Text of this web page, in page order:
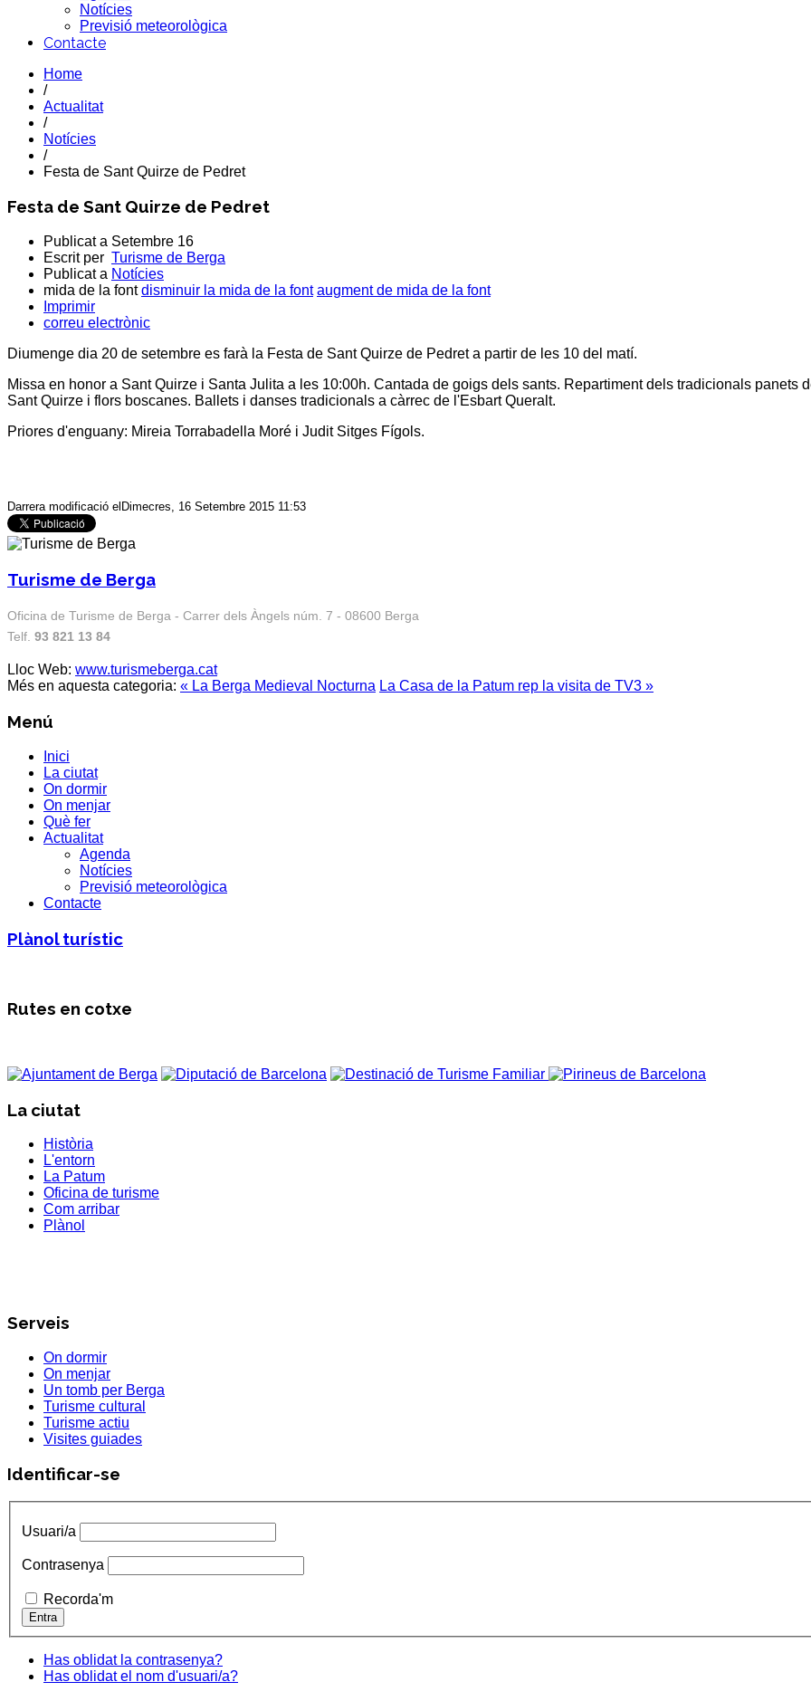
Notícies
Previsió meteorològica
Contacte
Home
/
Actualitat
/
Notícies
/
Festa de Sant Quirze de Pedret
Festa de Sant Quirze de Pedret
Publicat a Setembre 16
Escrit per Turisme de Berga
Publicat a Notícies
mida de la font disminuir la mida de la font augment de mida de la font
Imprimir
correu electrònic
Diumenge dia 20 de setembre es farà la Festa de Sant Quirze de Pedret a partir de les 10 del matí.
Missa en honor a Sant Quirze i Santa Julita a les 10:00h. Cantada de goigs dels sants. Repartiment dels tradicionals panets
Sant Quirze i flors boscanes. Ballets i danses tradicionals a càrrec de l'Esbart Queralt.
Priores d'enguany: Mireia Torrabadella Moré i Judit Sitges Fígols.
Darrera modificació elDimecres, 16 Setembre 2015 11:53
Turisme de Berga
Oficina de Turisme de Berga - Carrer dels Àngels núm. 7 - 08600 Berga
Telf. 93 821 13 84
Lloc Web: www.turismeberga.cat
Més en aquesta categoria: « La Berga Medieval Nocturna La Casa de la Patum rep la visita de TV3 »
Menú
Inici
La ciutat
On dormir
On menjar
Què fer
Actualitat
Agenda
Notícies
Previsió meteorològica
Contacte
Plànol turístic
Rutes en cotxe
La ciutat
Història
L'entorn
La Patum
Oficina de turisme
Com arribar
Plànol
Serveis
On dormir
On menjar
Un tomb per Berga
Turisme cultural
Turisme actiu
Visites guiades
Identificar-se
Usuari/a
Contrasenya
Recorda'm
Has oblidat la contrasenya?
Has oblidat el nom d'usuari/a?